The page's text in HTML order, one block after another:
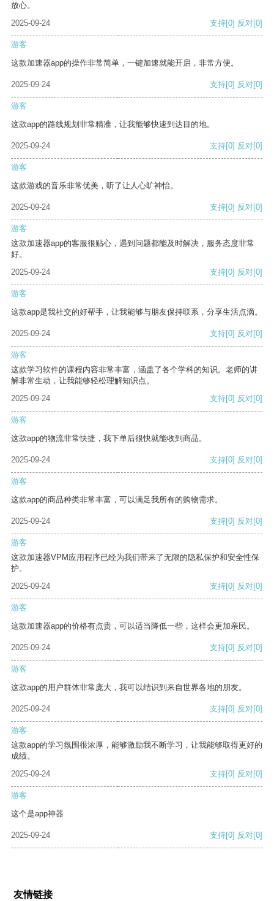
放心。
2025-09-24
支持[0] 反对[0]
游客
这款加速器app的操作非常简单，一键加速就能开启，非常方便。
2025-09-24 支持[0] 反对[0]
游客
这款app的路线规划非常精准，让我能够快速到达目的地。
2025-09-24 支持[0] 反对[0]
游客
这款游戏的音乐非常优美，听了让人心旷神怡。
2025-09-24 支持[0] 反对[0]
游客
这款加速器app的客服很贴心，遇到问题都能及时解决，服务态度非常
好。
2025-09-24
支持[0] 反对[0]
游客
这款app是我社交的好帮手，让我能够与朋友保持联系，分享生活点滴。
2025-09-24 支持[0] 反对[0]
游客
这款学习软件的课程内容非常丰富，涵盖了各个学科的知识。老师的讲
解非常生动，让我能够轻松理解知识点。
2025-09-24
支持[0] 反对[0]
游客
这款app的物流非常快捷，我下单后很快就能收到商品。
2025-09-24 支持[0] 反对[0]
游客
这款app的商品种类非常丰富，可以满足我所有的购物需求。
2025-09-24 支持[0] 反对[0]
游客
这款加速器VPM应用程序已经为我们带来了无限的隐私保护和安全性保
护。
2025-09-24
支持[0] 反对[0]
游客
这款加速器app的价格有点贵，可以适当降低一些，这样会更加亲民。
2025-09-24 支持[0] 反对[0]
游客
这款app的用户群体非常庞大，我可以结识到来自世界各地的朋友。
2025-09-24 支持[0] 反对[0]
游客
这款app的学习氛围很浓厚，能够激励我不断学习，让我能够取得更好的
成绩。
2025-09-24
支持[0] 反对[0]
游客
这个是app神器
2025-09-24 支持[0] 反对[0]
友情链接